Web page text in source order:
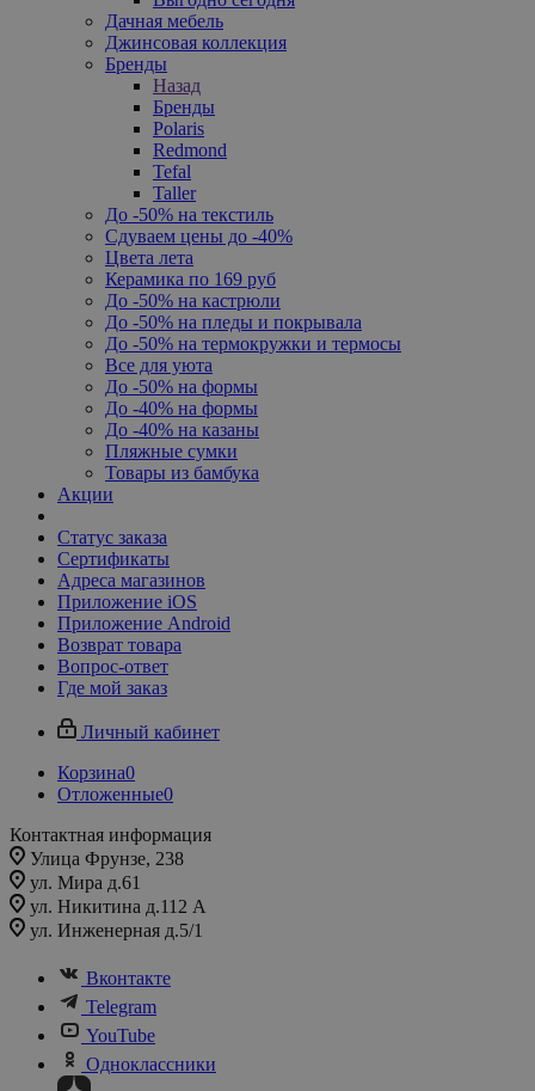
Дачная мебель
Джинсовая коллекция
Бренды
Назад
Бренды
Polaris
Redmond
Tefal
Taller
До -50% на текстиль
Сдуваем цены до -40%
Цвета лета
Керамика по 169 руб
До -50% на кастрюли
До -50% на пледы и покрывала
До -50% на термокружки и термосы
Все для уюта
До -50% на формы
До -40% на формы
До -40% на казаны
Пляжные сумки
Товары из бамбука
Акции
Статус заказа
Сертификаты
Адреса магазинов
Приложение iOS
Приложение Android
Возврат товара
Вопрос-ответ
Где мой заказ
Личный кабинет
Корзина0
Отложенные0
Контактная информация
Улица Фрунзе, 238​
ул. Мира д.61
ул. Никитина д.112 А
ул. Инженерная д.5/1
Вконтакте
Telegram
YouTube
Одноклассники